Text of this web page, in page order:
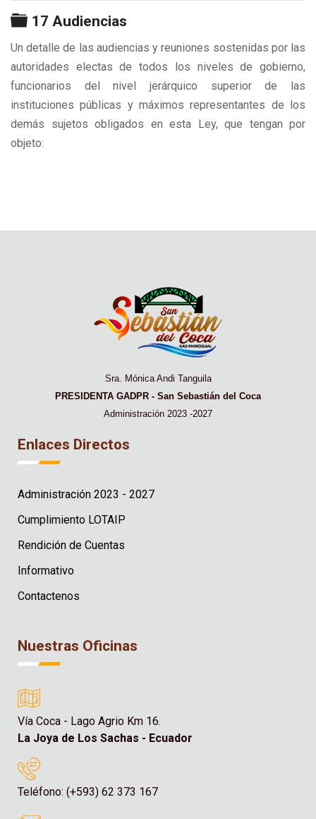
Carpeta
17 Audiencias
Un detalle de las audiencias y reuniones sostenidas por las
autoridades electas de todos los niveles de gobierno,
funcionarios del nivel jerárquico superior de las
instituciones públicas y máximos representantes de los
demás sujetos obligados en esta Ley, que tengan por
objeto:
Sra. Mónica Andi Tanguila
PRESIDENTA GADPR - San Sebastián del Coca
Administración 2023 -2027
Enlaces Directos
Administración 2023 - 2027
Cumplimiento LOTAIP
Rendición de Cuentas
Informativo
Contactenos
Nuestras Oficinas
Vía Coca - Lago Agrio Km 16.
La Joya de Los Sachas - Ecuador
Teléfono: (+593) 62 373 167